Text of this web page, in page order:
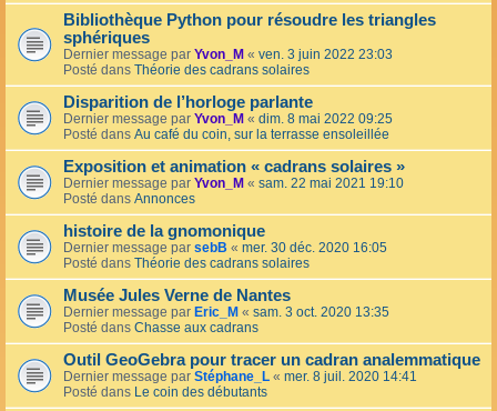
Bibliothèque Python pour résoudre les triangles
sphériques
Dernier message par Yvon_M « ven. 3 juin 2022 23:03
Posté dans Théorie des cadrans solaires
Disparition de l’horloge parlante
Dernier message par Yvon_M « dim. 8 mai 2022 09:25
Posté dans Au café du coin, sur la terrasse ensoleillée
Exposition et animation « cadrans solaires »
Dernier message par Yvon_M « sam. 22 mai 2021 19:10
Posté dans Annonces
histoire de la gnomonique
Dernier message par sebB « mer. 30 déc. 2020 16:05
Posté dans Théorie des cadrans solaires
Musée Jules Verne de Nantes
Dernier message par Eric_M « sam. 3 oct. 2020 13:35
Posté dans Chasse aux cadrans
Outil GeoGebra pour tracer un cadran analemmatique
Dernier message par Stéphane_L « mer. 8 juil. 2020 14:41
Posté dans Le coin des débutants